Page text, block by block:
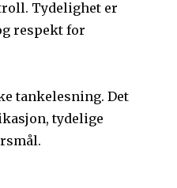
Tydelighet er
respekt for
tankelesning. Det
tydelige